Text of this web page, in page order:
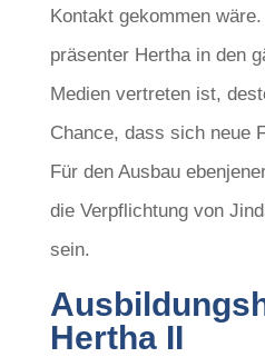
Kontakt gekommen
präsenter Hertha in den
Medien vertreten ist,
Chance, dass sich neue
Für den Ausbau
die Verpflichtung von
sein.
Hertha II